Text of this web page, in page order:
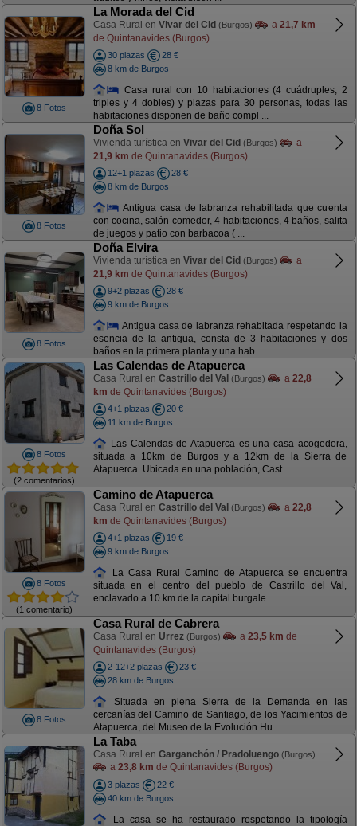
8 Fotos
La Morada del Cid
Casa Rural en Vivar del Cid (Burgos) a 21,7 km
de Quintanavides (Burgos)
30 plazas
28 €
8 km de Burgos
Casa rural con 10 habitaciones (4 cuádruples, 2
triples y 4 dobles) y plazas para 30 personas, todas las
habitaciones disponen de baño compl ...
8 Fotos
Doña Sol
Vivienda turística en Vivar del Cid (Burgos)
a
21,9 km de Quintanavides (Burgos)
12+1 plazas
28 €
8 km de Burgos
Antigua casa de labranza rehabilitada que cuenta
con cocina, salón-comedor, 4 habitaciones, 4 baños, salita
de juegos y patio con barbacoa ( ...
8 Fotos
Doña Elvira
Vivienda turística en Vivar del Cid (Burgos)
a
21,9 km de Quintanavides (Burgos)
9+2 plazas
28 €
9 km de Burgos
Antigua casa de labranza rehabitada respetando la
esencia de la antigua, consta de 3 habitaciones y dos
baños en la primera planta y una hab ...
8 Fotos
(2 comentarios)
Las Calendas de Atapuerca
Casa Rural en Castrillo del Val (Burgos) a 22,8
km de Quintanavides (Burgos)
4+1 plazas
20 €
11 km de Burgos
Las Calendas de Atapuerca es una casa acogedora,
situada a 10km de Burgos y a 12km de la Sierra de
Atapuerca. Ubicada en una población, Cast ...
8 Fotos
(1 comentario)
Camino de Atapuerca
Casa Rural en Castrillo del Val (Burgos) a 22,8
km de Quintanavides (Burgos)
4+1 plazas
19 €
9 km de Burgos
La Casa Rural Camino de Atapuerca se encuentra
situada en el centro del pueblo de Castrillo del Val,
enclavado a 10 km de la capital burgale ...
8 Fotos
Casa Rural de Cabrera
Casa Rural en Urrez (Burgos) a 23,5 km de
Quintanavides (Burgos)
2-12+2 plazas
23 €
28 km de Burgos
Situada en plena Sierra de la Demanda en las
cercanías del Camino de Santiago, de los Yacimientos de
Atapuerca, del Museo de la Evolución Hu ...
La Taba
Casa Rural en Garganchón / Pradoluengo (Burgos)
a 23,8 km de Quintanavides (Burgos)
3 plazas
22 €
40 km de Burgos
La casa se ha restaurado respetando la tipología